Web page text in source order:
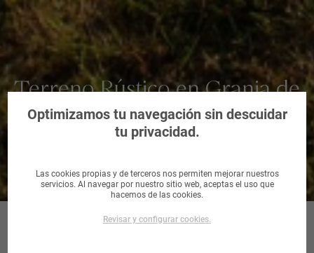
Terreno Rústico en Granja de
Moreruela, Zamora
Optimizamos tu navegación sin descuidar
tu privacidad.
Las cookies propias y de terceros nos permiten mejorar nuestros
servicios. Al navegar por nuestro sitio web, aceptas el uso que
hacemos de las cookies.
Revisar y configurar cookies.